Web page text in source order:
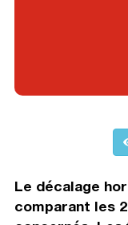
Le décalage
comparant les